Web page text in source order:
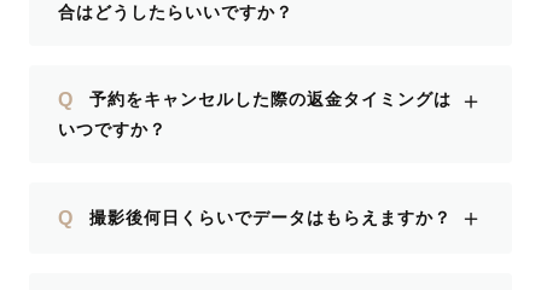
合はどうしたらいいですか？
Q
予約をキャンセルした際の返金タイミングは
いつですか？
＋
Q 撮影後何日くらいでデータはもらえますか？ ＋